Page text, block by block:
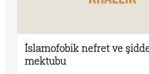
İslamofobik nefret ve
mektubu